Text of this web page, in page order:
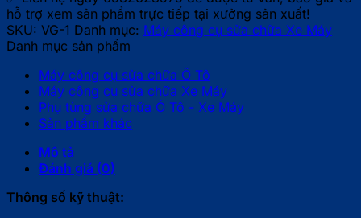
xe
máy
VG-
số
lượng
hỗ trợ xem sản phẩm trực tiếp tại xưởng sản xuất!
SKU: VG-1 Danh mục: Máy công cụ sửa chữa Xe Máy
Danh mục sản phẩm
Máy công cụ sửa chữa Ô Tô
Máy công cụ sửa chữa Xe Máy
Phụ tùng sửa chữa Ô Tô - Xe Máy
Sản phẩm khác
Mô tả
Đánh giá (0)
Thông số kỹ thuật: